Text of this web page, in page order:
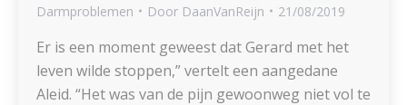
Darmproblemen Door DaanVanReijn 21/08/2019
Er is een moment geweest dat Gerard met het
leven wilde stoppen,” vertelt een aangedane
Aleid. “Het was van de pijn gewoonweg niet vol te